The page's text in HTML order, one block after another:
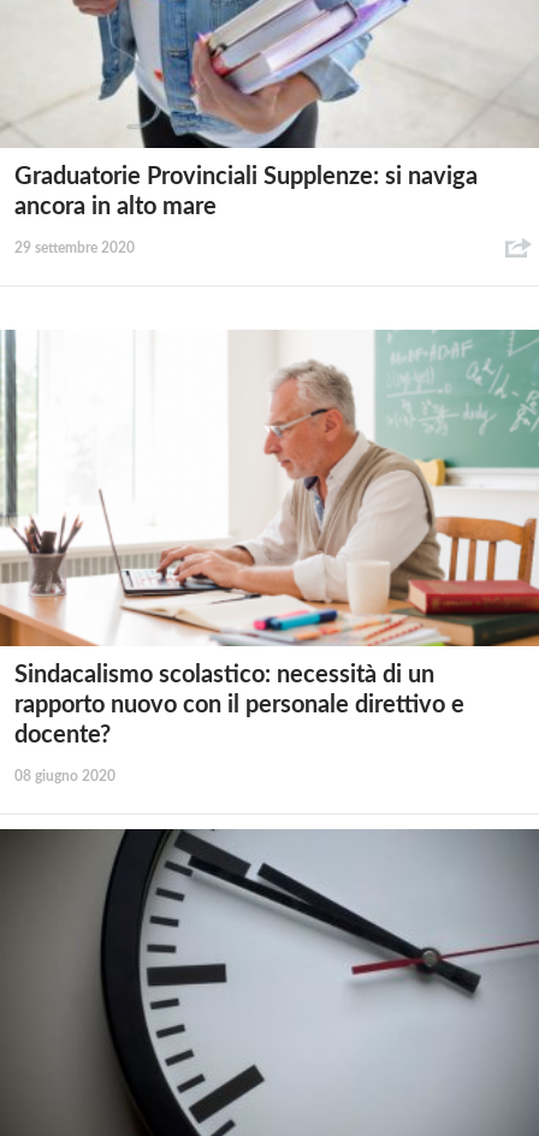
Graduatorie Provinciali Supplenze: si naviga
ancora in alto mare
29 settembre 2020
Sindacalismo scolastico: necessità di un
rapporto nuovo con il personale direttivo e
docente?
08 giugno 2020